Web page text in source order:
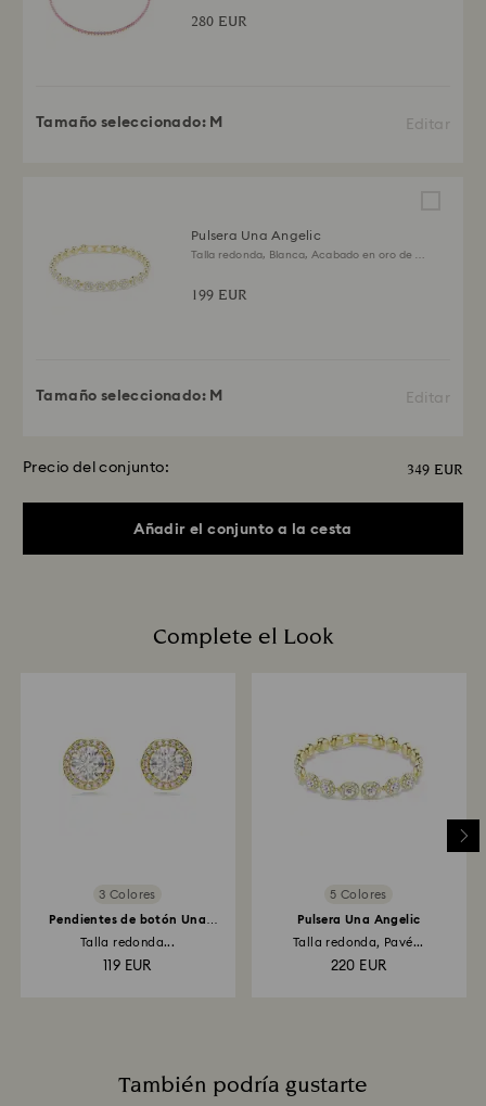
280 EUR
Tamaño seleccionado: M Editar
Pulsera Una Angelic
Talla redonda, Blanca, Acabado en oro de 18
199 EUR
Tamaño seleccionado: M Editar
Precio del conjunto: 349 EUR
Añadir el conjunto a la cesta
Complete el Look
3 Colores
Pendientes de botón Una
Talla redonda...
119 EUR
5 Colores
Pulsera Una Angelic
Talla redonda, Pavé...
220 EUR
También podría gustarte